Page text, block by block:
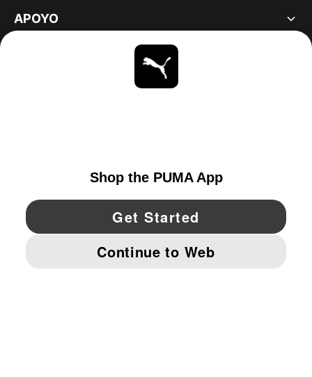
APOYO
YouTube Twitter Pinterest
IMPRINT AND LEGAL DATA